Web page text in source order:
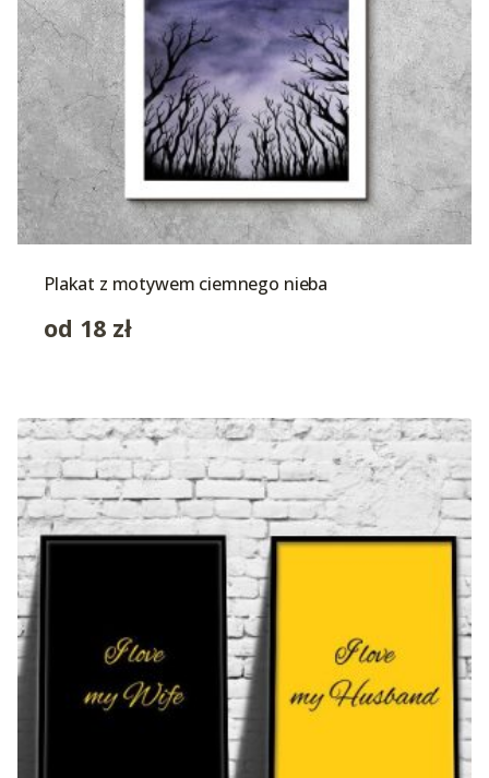
Plakat z motywem ciemnego nieba
od 18 zł